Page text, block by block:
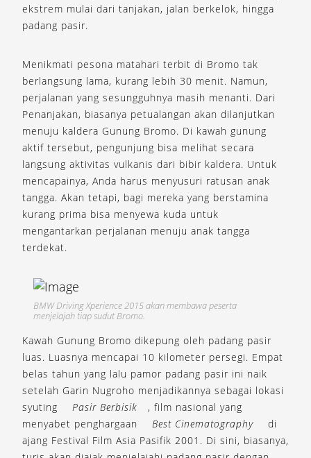
ekstrem mulai dari tanjakan, jalan berkelok, hingga
padang pasir.
Menikmati pesona matahari terbit di Bromo tak
berlangsung lama, kurang lebih 30 menit. Namun,
perjalanan yang sesungguhnya masih menanti. Dari
Penanjakan, biasanya petualangan akan dilanjutkan
menuju kaldera Gunung Bromo. Di kawah gunung
aktif tersebut, pengunjung bisa melihat secara
langsung aktivitas vulkanis dari bibir kaldera. Untuk
mencapainya, Anda harus menyusuri ratusan anak
tangga. Akan tetapi, bagi mereka yang berstamina
kurang prima bisa menyewa kuda untuk
mengantarkan perjalanan menuju anak tangga
terdekat.
BMW Driving Xperience 2015 akan membawa peserta
menjelajah tiap sudut Bromo.
Kawah Gunung Bromo dikepung oleh padang pasir
luas. Luasnya mencapai 10 kilometer persegi. Empat
belas tahun yang lalu pamor padang pasir ini naik
setelah Garin Nugroho menjadikannya sebagai lokasi
syuting
Pasir Berbisik
, film nasional yang
menyabet penghargaan
Best Cinematography
di
ajang Festival Film Asia Pasifik 2001. Di sini, biasanya,